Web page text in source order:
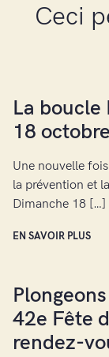
Ceci
La boucle
18 octobre
Une nouvelle
la prévention et
Dimanche 18 […]
EN SAVOIR PLUS
42e Fête
rendez-